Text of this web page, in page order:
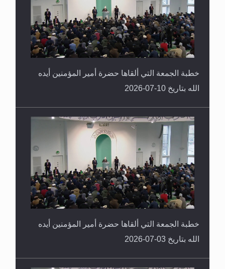
خطبة الجمعة التي ألقاها حضرة أمير المؤمنين أيده
الله بتاريخ 10-07-2026
خطبة الجمعة التي ألقاها حضرة أمير المؤمنين أيده
الله بتاريخ 03-07-2026